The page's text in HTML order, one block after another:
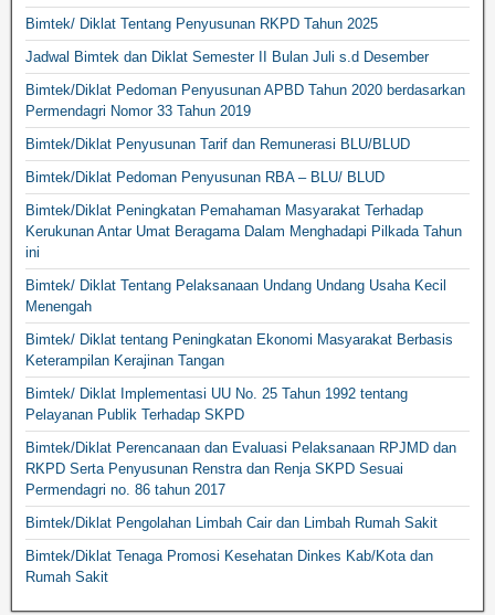
Bimtek/ Diklat Tentang Penyusunan RKPD Tahun 2025
Jadwal Bimtek dan Diklat Semester II Bulan Juli s.d Desember
Bimtek/Diklat Pedoman Penyusunan APBD Tahun 2020 berdasarkan
Permendagri Nomor 33 Tahun 2019
Bimtek/Diklat Penyusunan Tarif dan Remunerasi BLU/BLUD
Bimtek/Diklat Pedoman Penyusunan RBA – BLU/ BLUD
Bimtek/Diklat Peningkatan Pemahaman Masyarakat Terhadap
Kerukunan Antar Umat Beragama Dalam Menghadapi Pilkada Tahun
ini
Bimtek/ Diklat Tentang Pelaksanaan Undang Undang Usaha Kecil
Menengah
Bimtek/ Diklat tentang Peningkatan Ekonomi Masyarakat Berbasis
Keterampilan Kerajinan Tangan
Bimtek/ Diklat Implementasi UU No. 25 Tahun 1992 tentang
Pelayanan Publik Terhadap SKPD
Bimtek/Diklat Perencanaan dan Evaluasi Pelaksanaan RPJMD dan
RKPD Serta Penyusunan Renstra dan Renja SKPD Sesuai
Permendagri no. 86 tahun 2017
Bimtek/Diklat Pengolahan Limbah Cair dan Limbah Rumah Sakit
Bimtek/Diklat Tenaga Promosi Kesehatan Dinkes Kab/Kota dan
Rumah Sakit